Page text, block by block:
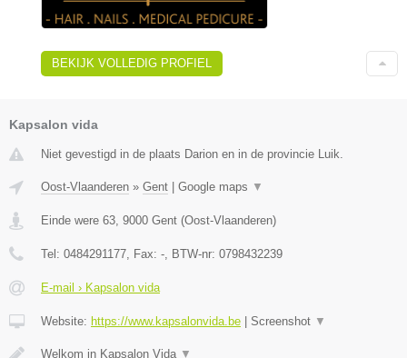
BEKIJK VOLLEDIG PROFIEL
Kapsalon vida
Niet gevestigd in de plaats Darion en in de provincie Luik.
Oost-Vlaanderen » Gent | Google maps ▼
Einde were 63 9000 Gent (Oost-Vlaanderen)
Tel: 0484291177 , Fax: - , BTW-nr: 0798432239
E-mail › Kapsalon vida
Website: https://www.kapsalonvida.be | Screenshot ▼
Welkom in Kapsalon Vida ▼